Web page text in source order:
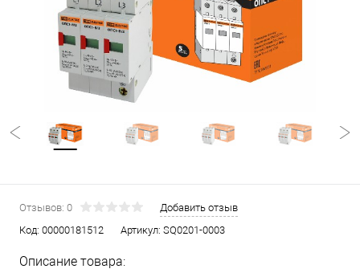
Отзывов: 0
Добавить отзыв
Код: 00000181512 Артикул: SQ0201-0003
Описание товара: